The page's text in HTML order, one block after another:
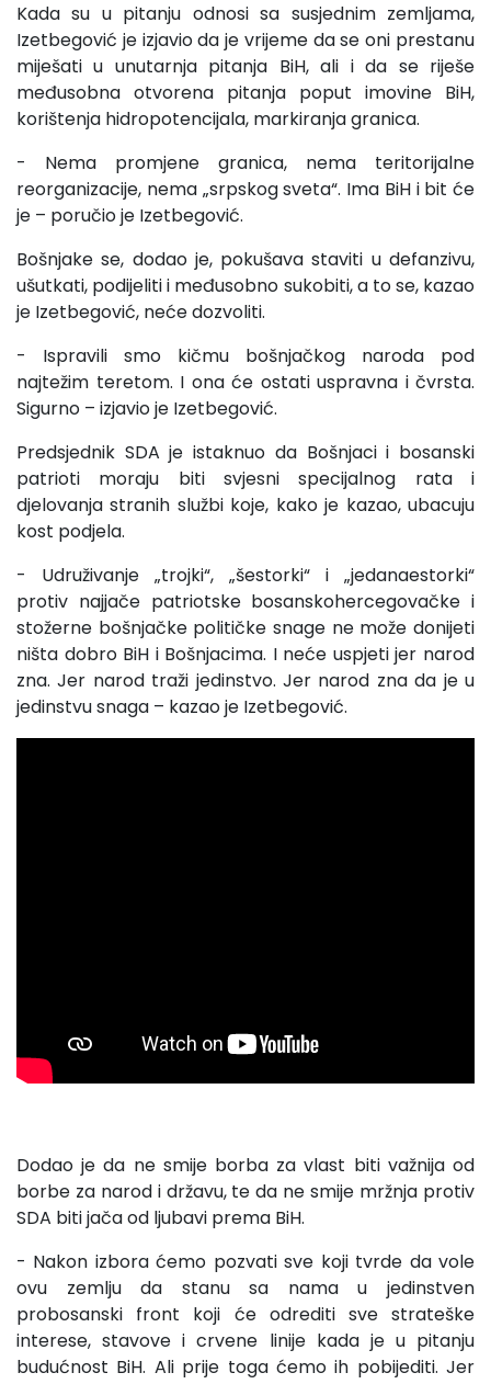
Kada su u pitanju odnosi sa susjednim zemljama,
Izetbegović je izjavio da je vrijeme da se oni prestanu
miješati u unutarnja pitanja BiH, ali i da se riješe
međusobna otvorena pitanja poput imovine BiH,
korištenja hidropotencijala, markiranja granica.
- Nema promjene granica, nema teritorijalne
reorganizacije, nema „srpskog sveta“. Ima BiH i bit će
je – poručio je Izetbegović.
Bošnjake se, dodao je, pokušava staviti u defanzivu,
ušutkati, podijeliti i međusobno sukobiti, a to se, kazao
je Izetbegović, neće dozvoliti.
- Ispravili smo kičmu bošnjačkog naroda pod
najtežim teretom. I ona će ostati uspravna i čvrsta.
Sigurno – izjavio je Izetbegović.
Predsjednik SDA je istaknuo da Bošnjaci i bosanski
patrioti moraju biti svjesni specijalnog rata i
djelovanja stranih službi koje, kako je kazao, ubacuju
kost podjela.
- Udruživanje „trojki“, „šestorki“ i „jedanaestorki“
protiv najjače patriotske bosanskohercegovačke i
stožerne bošnjačke političke snage ne može donijeti
ništa dobro BiH i Bošnjacima. I neće uspjeti jer narod
zna. Jer narod traži jedinstvo. Jer narod zna da je u
jedinstvu snaga – kazao je Izetbegović.
Dodao je da ne smije borba za vlast biti važnija od
borbe za narod i državu, te da ne smije mržnja protiv
SDA biti jača od ljubavi prema BiH.
- Nakon izbora ćemo pozvati sve koji tvrde da vole
ovu zemlju da stanu sa nama u jedinstven
probosanski front koji će odrediti sve strateške
interese, stavove i crvene linije kada je u pitanju
budućnost BiH. Ali prije toga ćemo ih pobijediti. Jer